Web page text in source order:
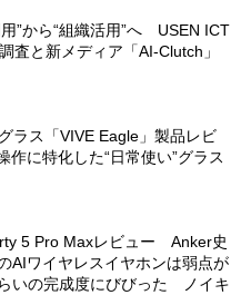
”から“組織活用”へ USEN ICT
査と新メディア「AI-Clutch」
ラス「VIVE Eagle」製品レビ
に特化した“日常使い”グラス
5 Pro Maxレビュー Anker史
AIワイヤレスイヤホンは弱点が
いの完成度にびびった ノイキ